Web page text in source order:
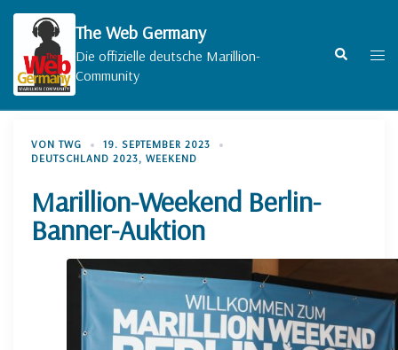
Zum
Inhalt
springen
The Web Germany
Die offizielle deutsche Marillion-
Community
Suche
VONTWG
19. SEPTEMBER 2023
DEUTSCHLAND 2023, WEEKEND
Marillion-Weekend Berlin-
Banner-Auktion